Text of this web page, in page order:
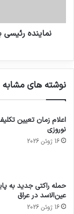
نماینده رئیسی
نوشته های مشابه
اعلام زمان تعیین
نوروزی
16 ژوئن 2026
حمله راکتی جدید به
عین‌الاسد در عراق
16 ژوئن 2026